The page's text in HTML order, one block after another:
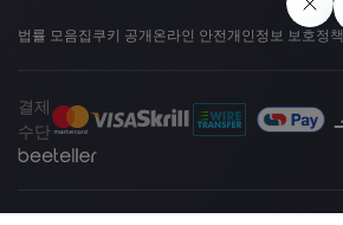
법률 모음집 쿠키 공개온라인 안전 개인정보 보호정책
결제
수단